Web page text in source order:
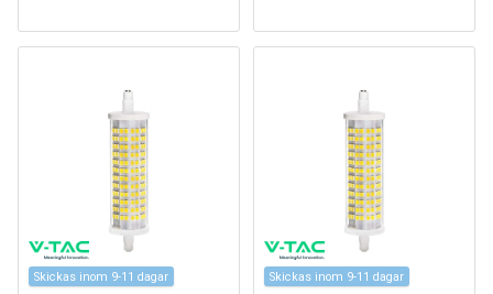
Skickas inom 9-11 dagar Skickas inom 9-11 dagar